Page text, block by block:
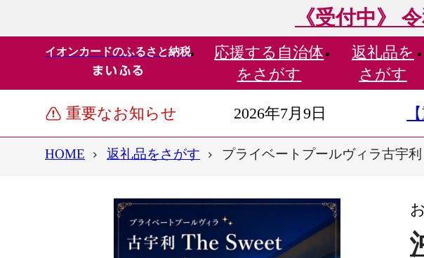
《受付中》
イオンカードのふるさと納税 応援する 自治体
をさがす
返礼品を
さがす
重要なお知らせ 2026年7月9日
HOME 返礼品をさがす プライベートプールヴィラ古宇利